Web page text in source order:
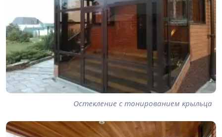
Остекление с тонированием крыльца